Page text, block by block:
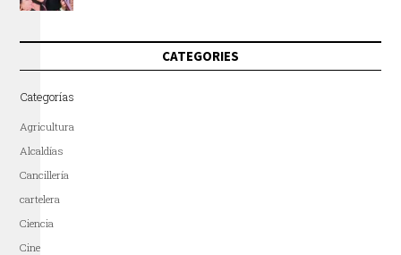
CATEGORIES
Categorías
Agricultura
Alcaldías
Cancillería
cartelera
Ciencia
Cine